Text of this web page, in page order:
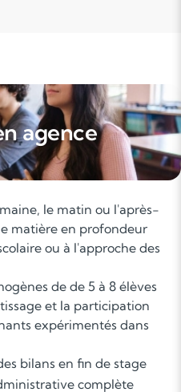
agence
le matin ou l'après-
matière en profondeur
ou à l'approche des
de de 5 à 8 élèves
et la participation
expérimentés dans
bilans en fin de stage
complète